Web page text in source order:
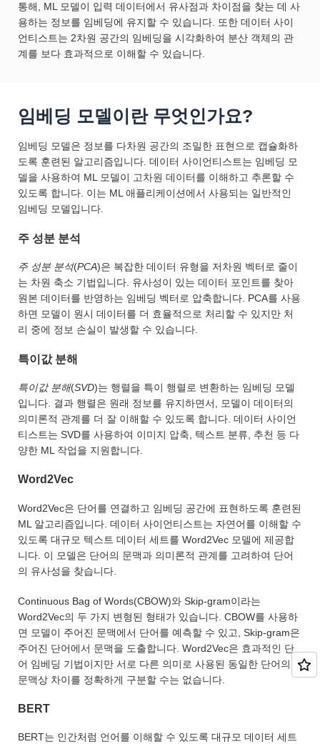
통해, ML 모델이 입력 데이터에서 유사점과 차이점을 찾는 데 사
용하는 정보를 임베딩에 유지할 수 있습니다. 또한 데이터 사이
언티스트는 2차원 공간의 임베딩을 시각화하여 분산 객체의 관
계를 보다 효과적으로 이해할 수 있습니다.
임베딩 모델이란 무엇인가요?
임베딩 모델은 정보를 다차원 공간의 조밀한 표현으로 캡슐화하
도록 훈련된 알고리즘입니다. 데이터 사이언티스트는 임베딩 모
델을 사용하여 ML 모델이 고차원 데이터를 이해하고 추론할 수
있도록 합니다. 이는 ML 애플리케이션에서 사용되는 일반적인
임베딩 모델입니다.
주 성분 분석
주 성분 분석(PCA)은 복잡한 데이터 유형을 저차원 벡터로 줄이
는 차원 축소 기법입니다. 유사성이 있는 데이터 포인트를 찾아
원본 데이터를 반영하는 임베딩 벡터로 압축합니다. PCA를 사용
하면 모델이 원시 데이터를 더 효율적으로 처리할 수 있지만 처
리 중에 정보 손실이 발생할 수 있습니다.
특이값 분해
특이값 분해(SVD)는 행렬을 특이 행렬로 변환하는 임베딩 모델
입니다. 결과 행렬은 원래 정보를 유지하면서, 모델이 데이터의
의미론적 관계를 더 잘 이해할 수 있도록 합니다. 데이터 사이언
티스트는 SVD를 사용하여 이미지 압축, 텍스트 분류, 추천 등 다
양한 ML 작업을 지원합니다.
Word2Vec
Word2Vec은 단어를 연결하고 임베딩 공간에 표현하도록 훈련된
ML 알고리즘입니다. 데이터 사이언티스트는 자연어를 이해할 수
있도록 대규모 텍스트 데이터 세트를 Word2Vec 모델에 제공합
니다. 이 모델은 단어의 문맥과 의미론적 관계를 고려하여 단어
의 유사성을 찾습니다.
Continuous Bag of Words(CBOW)와 Skip-gram이라는
Word2Vec의 두 가지 변형된 형태가 있습니다. CBOW를 사용하
면 모델이 주어진 문맥에서 단어를 예측할 수 있고, Skip-gram은
주어진 단어에서 문맥을 도출합니다. Word2Vec은 효과적인 단
어 임베딩 기법이지만 서로 다른 의미로 사용된 동일한 단어의
문맥상 차이를 정확하게 구분할 수는 없습니다.
BERT
BERT는 인간처럼 언어를 이해할 수 있도록 대규모 데이터 세트